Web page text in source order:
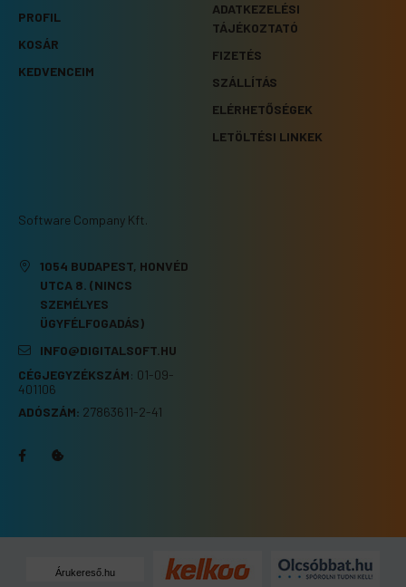
PROFIL
KOSÁR
KEDVENCEIM
ADATKEZELÉSI
TÁJÉKOZTATÓ
FIZETÉS
SZÁLLÍTÁS
ELÉRHETŐSÉGEK
LETÖLTÉSI LINKEK
Software Company Kft.
1054 BUDAPEST, HONVÉD
UTCA 8. (NINCS
SZEMÉLYES
ÜGYFÉLFOGADÁS)
INFO@DIGITALSOFT.HU
CÉGJEGYZÉKSZÁM: 01-09-
401106
ADÓSZÁM: 27863611-2-41
Árukereső.hu